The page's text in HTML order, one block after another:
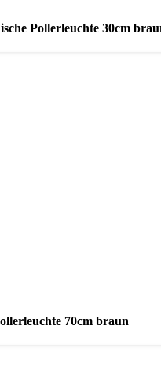
Pollerleuchte 30cm
70cm braun